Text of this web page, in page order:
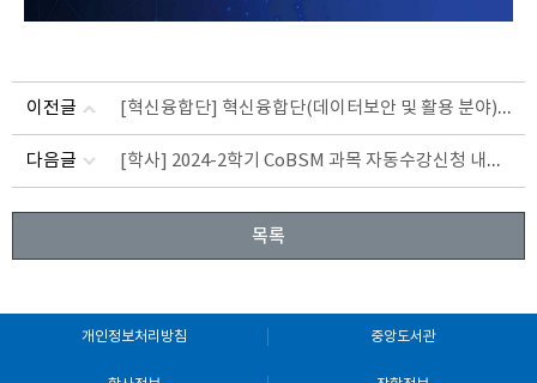
이전글 [혁신융합단] 혁신융합단(데이터보안 및 활용 분야) 서포터즈 1기 모집 안내(~8/29)
다음글 [학사] 2024-2학기 CoBSM 과목 자동수강신청 내역 삭제 요청 안내(~9/5목 오후4시)
목록
개인정보처리방침 중앙도서관